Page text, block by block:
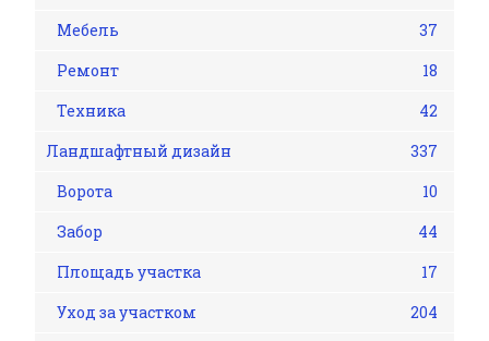
Мебель
37
Ремонт
18
Техника
42
Ландшафтный дизайн
337
Ворота
10
Забор
44
Площадь участка
17
Уход за участком
204